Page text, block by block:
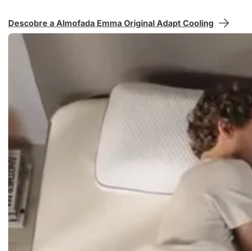
Descobre a Almofada Emma Original Adapt Cooling